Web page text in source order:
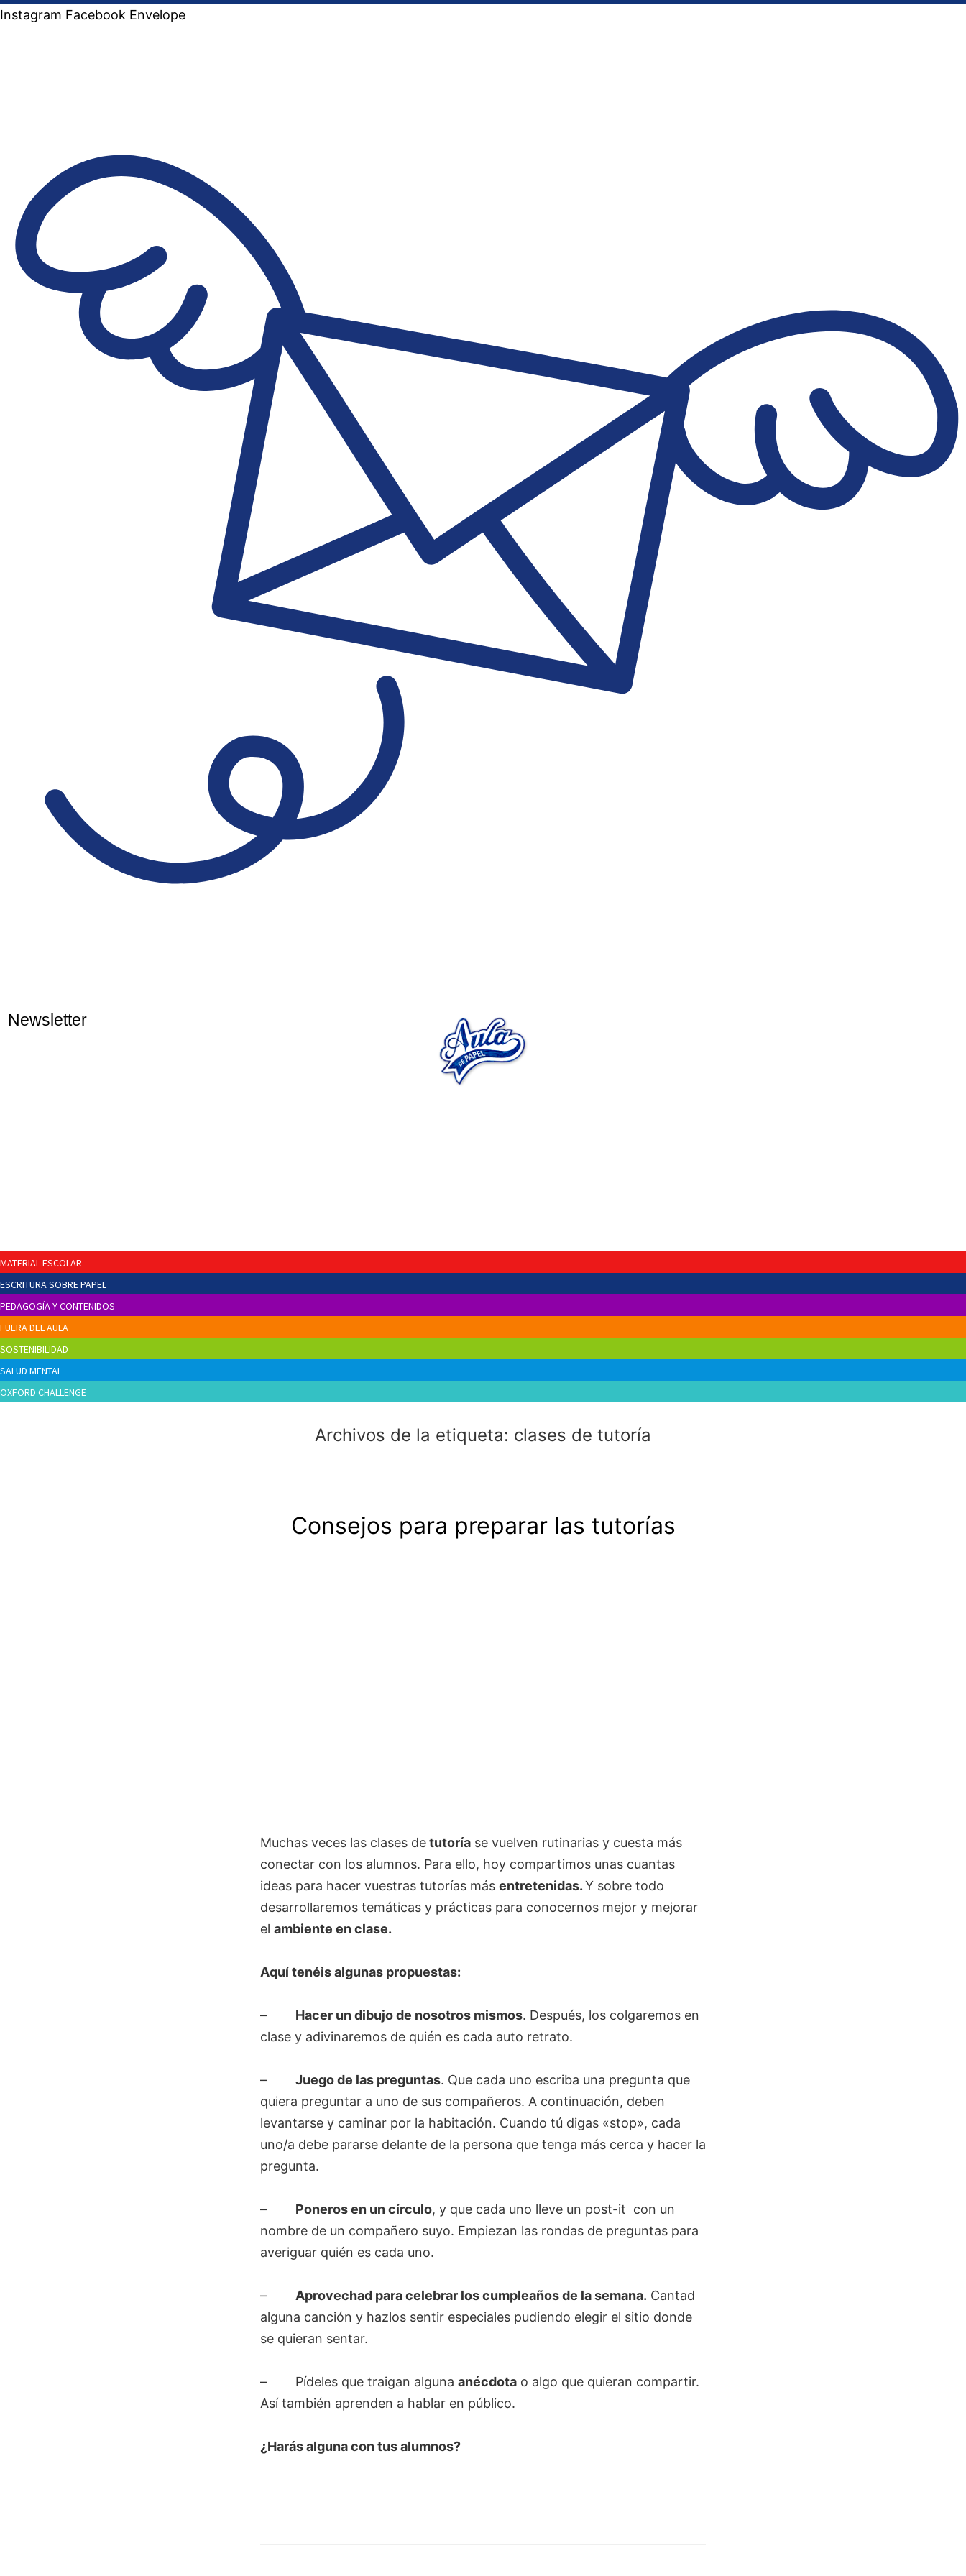
Instagram Facebook Envelope
Newsletter
MATERIAL ESCOLAR
ESCRITURA SOBRE PAPEL
PEDAGOGÍA Y CONTENIDOS
FUERA DEL AULA
SOSTENIBILIDAD
SALUD MENTAL
OXFORD CHALLENGE
Archivos de la etiqueta: clases de tutoría
Consejos para preparar las tutorías
Muchas veces las clases detutoría se vuelven rutinarias y cuesta más
conectar con los alumnos. Para ello, hoy compartimos unas cuantas
ideas para hacer vuestras tutorías más entretenidas.Y sobre todo
desarrollaremos temáticas y prácticas para conocernos mejor y mejorar
el ambiente en clase.
Aquí tenéis algunas propuestas:
– Hacer un dibujo de nosotros mismos. Después, los colgaremos en
clase y adivinaremos de quién es cada auto retrato.
– Juego de las preguntas. Que cada uno escriba una pregunta que
quiera preguntar a uno de sus compañeros. A continuación, deben
levantarse y caminar por la habitación. Cuando tú digas «stop», cada
uno/a debe pararse delante de la persona que tenga más cerca y hacer la
pregunta.
– Poneros en un círculo, y que cada uno lleve un post-it con un
nombre de un compañero suyo. Empiezan las rondas de preguntas para
averiguar quién es cada uno.
– Aprovechad para celebrar los cumpleaños de la semana. Cantad
alguna canción y hazlos sentir especiales pudiendo elegir el sitio donde
se quieran sentar.
– Pídeles que traigan alguna anécdota o algo que quieran compartir.
Así también aprenden a hablar en público.
¿Harás alguna con tus alumnos?